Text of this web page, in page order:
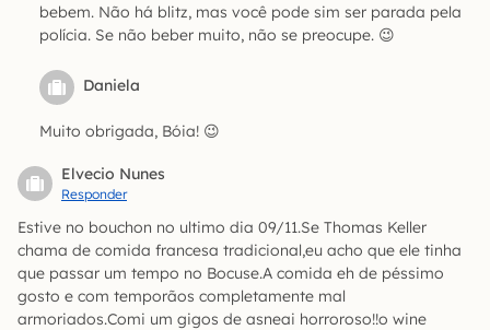
bebem. Não há blitz, mas você pode sim ser parada pela
polícia. Se não beber muito, não se preocupe. 😉
Daniela
Muito obrigada, Bóia! 😉
Elvecio Nunes
Responder
Estive no bouchon no ultimo dia 09/11.Se Thomas Keller
chama de comida francesa tradicional,eu acho que ele tinha
que passar um tempo no Bocuse.A comida eh de péssimo
gosto e com temporãos completamente mal
armoriados.Comi um gigos de asneai horroroso!!o wine